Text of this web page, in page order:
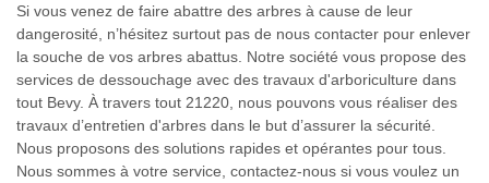
Si vous venez de faire abattre des arbres à cause de leur
dangerosité, n’hésitez surtout pas de nous contacter pour enlever
la souche de vos arbres abattus. Notre société vous propose des
services de dessouchage avec des travaux d'arboriculture dans
tout Bevy. À travers tout 21220, nous pouvons vous réaliser des
travaux d’entretien d'arbres dans le but d’assurer la sécurité.
Nous proposons des solutions rapides et opérantes pour tous.
Nous sommes à votre service, contactez-nous si vous voulez un